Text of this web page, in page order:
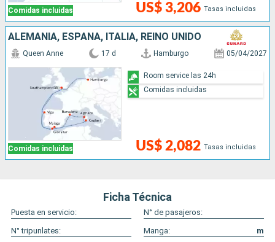
Comidas incluidas US$ 3,206 Tasas incluidas
ALEMANIA, ESPAÑA, ITALIA, REINO UNIDO
Comidas incluidas
Queen Anne 17 d Hamburgo 05/04/2027
US$ 2,082 Tasas incluidas
Room service las 24h
Comidas incluidas
Ficha Técnica
Puesta en servicio:
N° de pasajeros:
N° tripunlates:
Manga:
m